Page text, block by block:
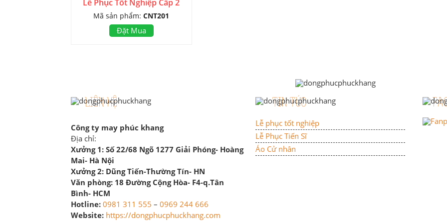
Lễ Phục Tốt Nghiệp Cấp 2
Mã sản phẩm:CNT201
Đặt Mua
LIÊN HỆ
Công ty may phúc khang
Địa chỉ:
Xưởng 1: Số 22/68 Ngõ 1277 Giải Phóng- Hoàng
Mai- Hà Nội
Xưởng 2: Dũng Tiến-Thường Tín- HN
Văn phòng: 18 Đường Cộng Hòa- F4-q.Tân
Bình- HCM
Hotline: 0981 311 555 – 0969 244 666
Website: https://dongphucphuckhang.com
TIN TỨC
Lễ phục tốt nghiệp
Lễ Phục Tiến Sĩ
Áo Cử nhân